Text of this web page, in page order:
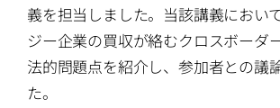
NEWS
義を担当しました。当該講義におい
ジー企業の買収が絡むクロスボーダ
法的問題点を紹介し、参加者との議
た。